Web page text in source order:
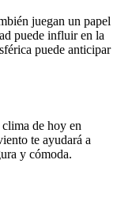
juegan un papel
puede influir en la
puede anticipar
de hoy en
te ayudará a
y cómoda.